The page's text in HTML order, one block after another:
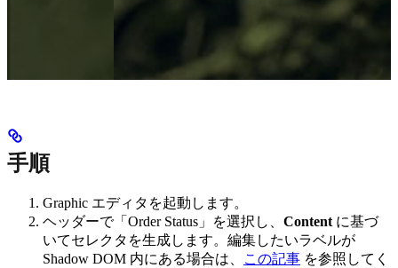
手順
Graphic エディタを起動します。
ヘッダーで「Order Status」を選択し、 Contentに基づ
いてセレクタを生成します。編集したいラベルが
Shadow DOM 内にある場合は、
この記事 を参照してく